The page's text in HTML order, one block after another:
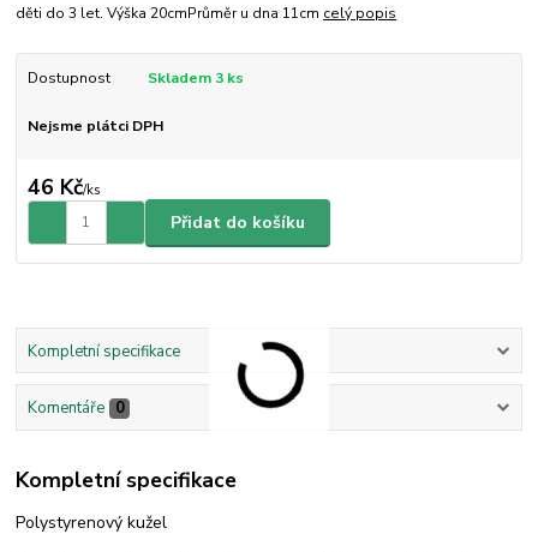
děti do 3 let. Výška 20cmPrůměr u dna 11cm celý popis
Dostupnost Skladem 3 ks
Nejsme plátci DPH
46 Kč/ks
Přidat do košíku
Kompletní specifikace
Komentáře 0
Kompletní specifikace
Polystyrenový kužel